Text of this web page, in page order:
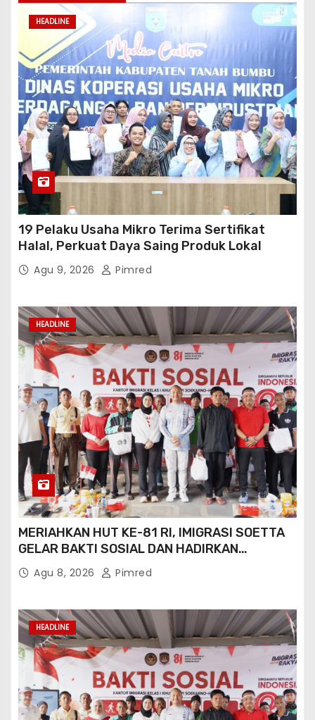
HEADLINE
19 Pelaku Usaha Mikro Terima Sertifikat
Halal, Perkuat Daya Saing Produk Lokal
Agu 9, 2026 Pimred
HEADLINE
MERIAHKAN HUT KE-81 RI, IMIGRASI SOETTA
GELAR BAKTI SOSIAL DAN HADIRKAN
LAYANAN PASPOR DI AKHIR PEKAN
Agu 8, 2026 Pimred
HEADLINE